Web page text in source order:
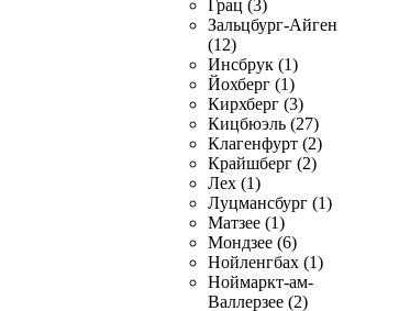
Грац (3)
Зальцбург-Айген
(12)
Инсбрук (1)
Йохберг (1)
Кирхберг (3)
Кицбюэль (27)
Клагенфурт (2)
Крайшберг (2)
Лех (1)
Луцмансбург (1)
Матзее (1)
Мондзее (6)
Нойленгбах (1)
Ноймаркт-ам-
Валлерзее (2)